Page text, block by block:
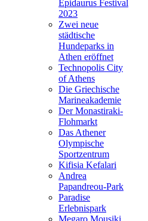
Epidaurus Festival
2023
Zwei neue
städtische
Hundeparks in
Athen eröffnet
Technopolis City
of Athens
Die Griechische
Marineakademie
Der Monastiraki-
Flohmarkt
Das Athener
Olympische
Sportzentrum
Kifisia Kefalari
Andrea
Papandreou-Park
Paradise
Erlebnispark
Megaro Mousiki